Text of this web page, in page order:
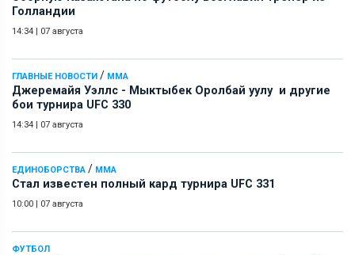
Голландии
14:34 | 07 августа
ГЛАВНЫЕ НОВОСТИ / ММА
Джеремайя Уэллс - Мыктыбек Оролбай уулу и другие
бои турнира UFC 330
14:34 | 07 августа
ЕДИНОБОРСТВА / ММА
Стал известен полный кард турнира UFC 331
10:00 | 07 августа
ФУТБОЛ